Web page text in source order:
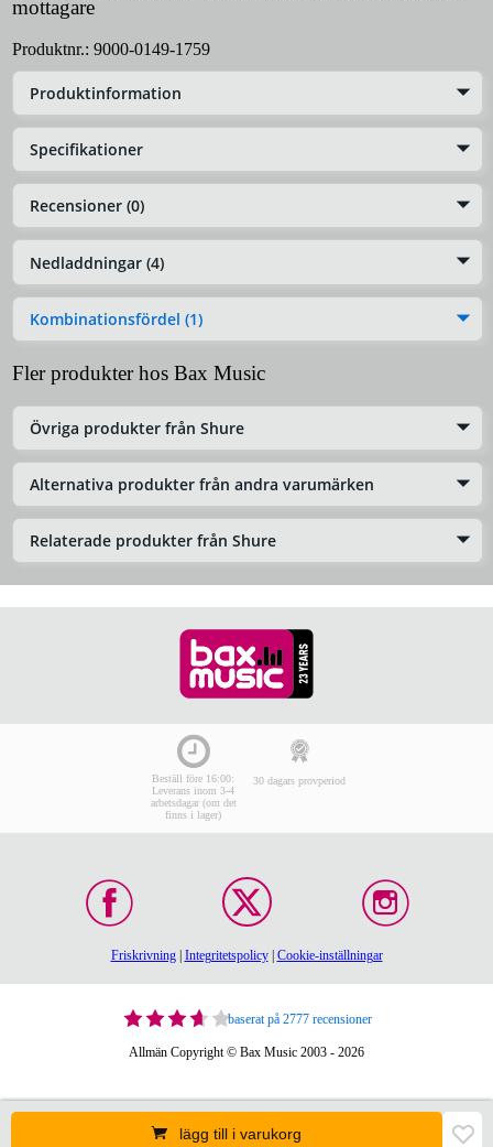
mottagare
Produktnr.: 9000-0149-1759
Produktinformation
Specifikationer
Recensioner (0)
Nedladdningar (4)
Kombinationsfördel (1)
Fler produkter hos Bax Music
Övriga produkter från Shure
Alternativa produkter från andra varumärken
Relaterade produkter från Shure
lägg till i varukorg
Beställ före 16:00:
Leverans inom 3-4
arbetsdagar (om det
finns i lager)
30 dagars provperiod
Friskrivning| Integritetspolicy| Cookie-inställningar
baserat på 2777 recensioner
Allmän Copyright © Bax Music 2003 - 2026